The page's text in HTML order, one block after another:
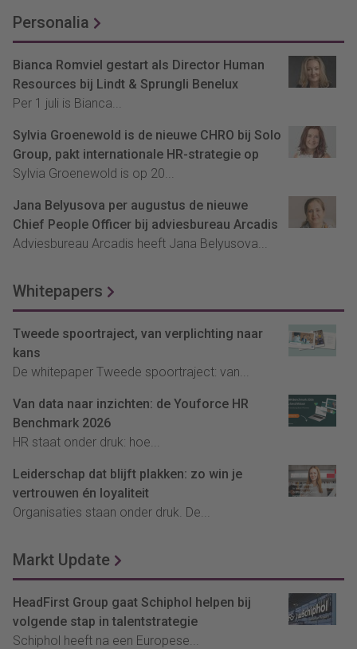
Personalia
Bianca Romviel gestart als Director Human
Resources bij Lindt & Sprungli Benelux
Per 1 juli is Bianca...
Sylvia Groenewold is de nieuwe CHRO bij Solo
Group, pakt internationale HR-strategie op
Sylvia Groenewold is op 20...
Jana Belyusova per augustus de nieuwe
Chief People Officer bij adviesbureau Arcadis
Adviesbureau Arcadis heeft Jana Belyusova...
Whitepapers
Tweede spoortraject, van verplichting naar
kans
De whitepaper Tweede spoortraject: van...
Van data naar inzichten: de Youforce HR
Benchmark 2026
HR staat onder druk: hoe...
Leiderschap dat blijft plakken: zo win je
vertrouwen én loyaliteit
Organisaties staan onder druk. De...
Markt Update
HeadFirst Group gaat Schiphol helpen bij
volgende stap in talentstrategie
Schiphol heeft na een Europese...